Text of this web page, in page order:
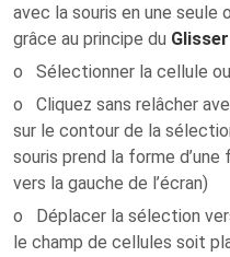
avec la souris en une
grâce au principe du
o Sélectionner la cellule
o Cliquez sans relâcher
sur le contour de la
souris prend la forme
vers la gauche de l’écran)
o Déplacer la sélection
le champ de cellules soit